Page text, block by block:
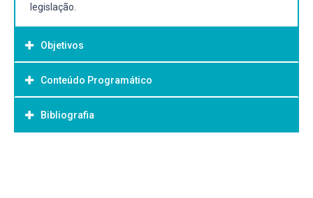
legislação.
Objetivos
Objetivo Geral:
Conhecer as embalagens utilizadas para a área de
alimentos, possíveis
Conteúdo Programático
Bibliografia